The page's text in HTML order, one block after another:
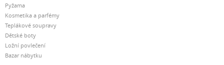
Pyžama
Kosmetika a parfémy
Teplákové soupravy
Dětské boty
Ložní povlečení
Bazar nábytku